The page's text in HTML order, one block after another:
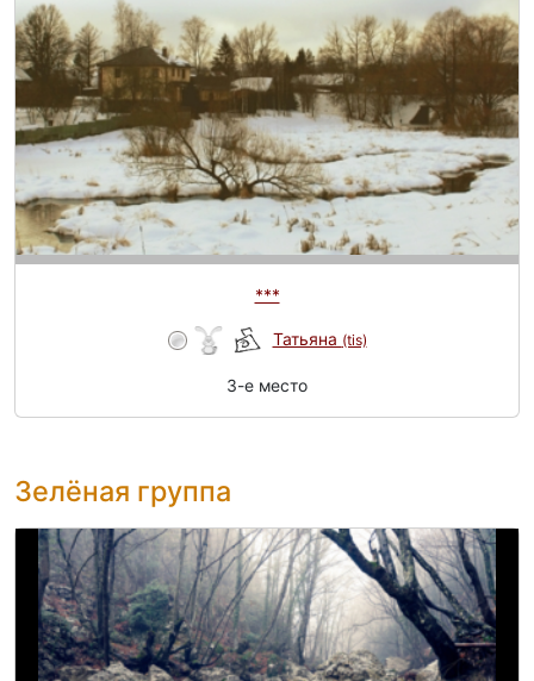
***
Татьяна (tis)
3-e место
Зелёная группа